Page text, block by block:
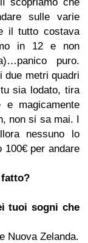
sulle varie
il tutto costava
in 12 e non
puro.
due metri quadri
sia lodato, tira
magicamente
non si sa mai. I
nessuno lo
100€ per andare
tuoi sogni che
Nuova Zelanda.